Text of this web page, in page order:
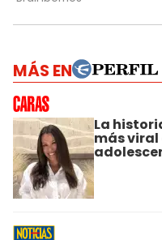
MÁS EN
La
más viral